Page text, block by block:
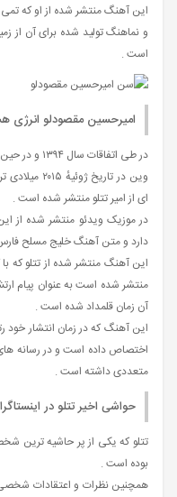
این آهنگ منتشر شده از او که
و نماهنگ تولید شده برای آن از
است .
امیرحسین مقصودلو انرژی
در طی
وین در
ای از امیر تتلو منتشر شده است .
در موزیک ویدئو منتشر شده از
دارد و متن آهنگ خلیج مسلح
این آهنگ منتشر شده از تتلو که
منتشر شده است به‌ عنوان پیام
آن زمان قلمداد شده است .
این آهنگ که در زمان انتشار خود
اختصاص داده است و در رسانه‌
متعددی داشته است .
حواشی اخیر تتلو در
تتلو که یکی از پر حاشیه‌ ترین
بوده است .
همچنین نظرات و اعتقادات